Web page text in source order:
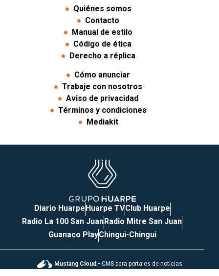
Quiénes somos
Contacto
Manual de estilo
Código de ética
Derecho a réplica
Cómo anunciar
Trabaje con nosotros
Aviso de privacidad
Términos y condiciones
Mediakit
Diario HuarpeHuarpe TVClub Huarpe
Radio La 100 San JuanRadio Mitre San Juan
Guanaco PlayChingui-Chingui
Mustang Cloud - CMS para portales de noticias